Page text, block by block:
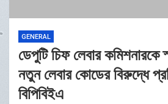
GENERAL
ডেপুটি চিফ লেবার কমিশনারকে
নতুন লেবার কোডের বিরুদ্ধে
বিপিবিইএ